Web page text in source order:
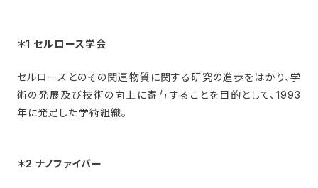
＊1 セルロース学会
セルロースとのその関連物質に関する研究の進歩をはかり、学
術の発展及び技術の向上に寄与することを目的として、1993
年に発足した学術組織。
＊2 ナノファイバー